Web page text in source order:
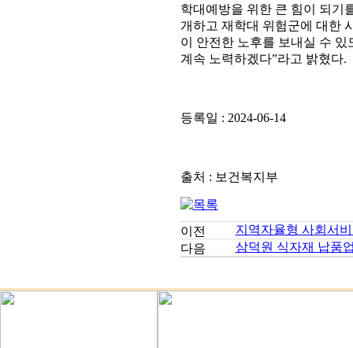
학대예방을 위한 큰 힘이 되기
개하고 재학대 위험군에 대한
이 안전한 노후를 보내실 수
계속 노력하겠다”라고 밝혔다.
등록일 : 2024-06-14
출처 : 보건복지부
지역자율형 사회서
삼덕원 식자재 납품